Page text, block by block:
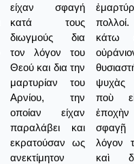
είχαν σφαγή
κατά τους
διωγμούς δια
τον λόγον του
Θεού και δια την
μαρτυρίαν του
Αρνίου, την
οποίαν είχαν
παραλάβει και
εκρατούσαν ως
ανεκτίμητον
κάτω
ψυχὰς
ποὺ
σφαγῇ
λόγον
καὶ